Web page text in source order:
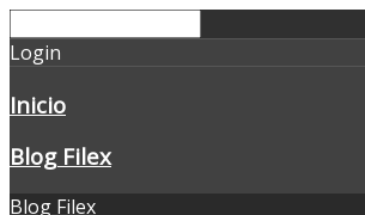
Login
Inicio
Blog Filex
Blog Filex